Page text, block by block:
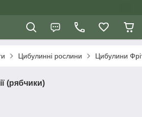
Цибулинні рослини Цибулини
(рябчики)